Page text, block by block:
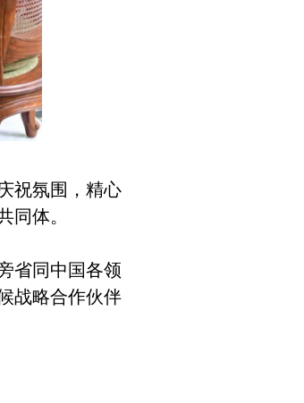
祝氛围，精心
同体。
省同中国各领
战略合作伙伴